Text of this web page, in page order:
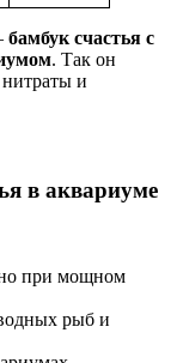
бамбук счастья с
. Так он
и
в аквариуме
при мощном
рыб и